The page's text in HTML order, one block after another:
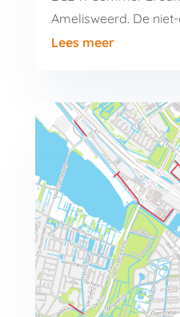
Amelisweerd. De
Lees meer